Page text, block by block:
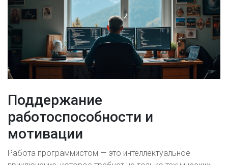
Поддержание
работоспособности и
мотивации
Работа программистом — это интеллектуальное